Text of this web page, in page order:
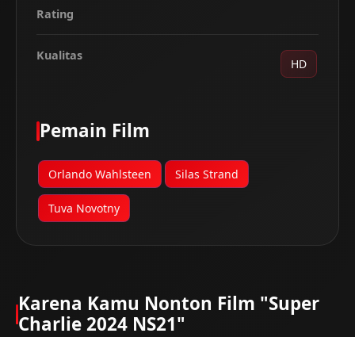
Rating
Kualitas
HD
Pemain Film
Orlando Wahlsteen Silas Strand
Tuva Novotny
Karena Kamu Nonton Film "Super
Charlie 2024 NS21"